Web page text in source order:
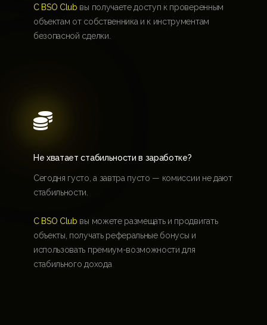
С BSO Club вы получаете доступ к проверенным
объектам от собственника и к инструментам
безопасной сделки.

Не хватает стабильности в заработке?
Сегодня густо, а завтра пусто — комиссии не дают
стабильности.
С BSO Club вы можете размещать и продвигать
объекты, получать реферальные бонусы и
использовать премиум-возможности для
стабильного дохода